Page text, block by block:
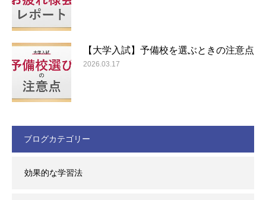
【大学入試】予備校を選ぶときの注意点
2026.03.17
ブログカテゴリー
効果的な学習法